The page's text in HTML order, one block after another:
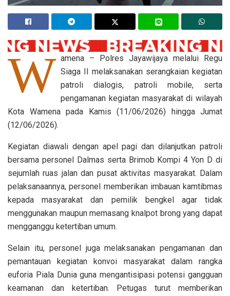
W amena – Polres Jayawijaya melalui Regu
Siaga II melaksanakan serangkaian kegiatan
patroli dialogis, patroli mobile, serta
pengamanan kegiatan masyarakat di wilayah
Kota Wamena pada Kamis (11/06/2026) hingga Jumat
(12/06/2026).
Kegiatan diawali dengan apel pagi dan dilanjutkan patroli
bersama personel Dalmas serta Brimob Kompi 4 Yon D di
sejumlah ruas jalan dan pusat aktivitas masyarakat. Dalam
pelaksanaannya, personel memberikan imbauan kamtibmas
kepada masyarakat dan pemilik bengkel agar tidak
menggunakan maupun memasang knalpot brong yang dapat
mengganggu ketertiban umum.
Selain itu, personel juga melaksanakan pengamanan dan
pemantauan kegiatan konvoi masyarakat dalam rangka
euforia Piala Dunia guna mengantisipasi potensi gangguan
keamanan dan ketertiban. Petugas turut memberikan